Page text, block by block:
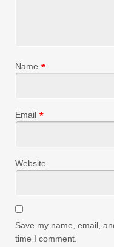
Name *
Email *
Website
Save my name, email,
time I comment.